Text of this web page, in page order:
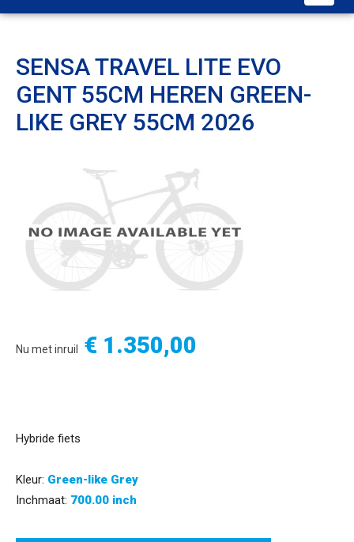
SENSA TRAVEL LITE EVO
GENT 55CM HEREN GREEN-
LIKE GREY 55CM 2026
Nu met inruil € 1.350,00
Hybride fiets
Kleur: Green-like Grey
Inchmaat: 700.00 inch